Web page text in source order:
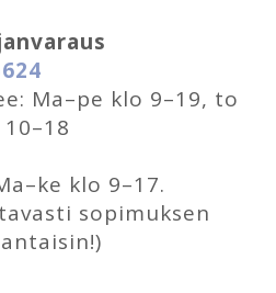
Ma–pe klo 9–19, to
klo 9–17.
sopimuksen